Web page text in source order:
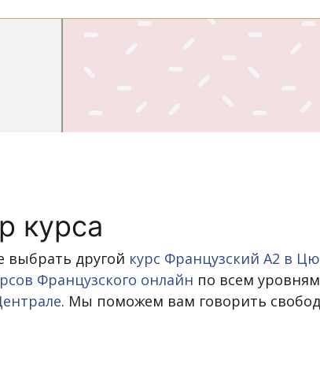
курса
выбрать другой курс Французский A2 в
Французского онлайн по всем
. Мы поможем вам говорить